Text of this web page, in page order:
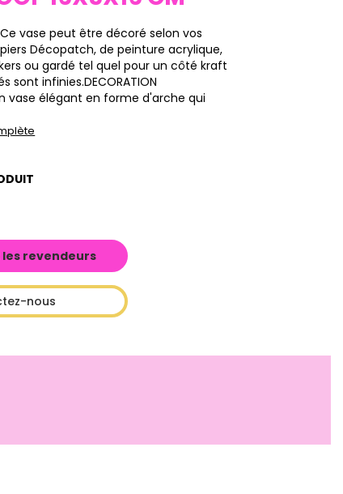
: Ce vase peut être décoré selon vos
Décopatch, de peinture acrylique,
ou gardé tel quel pour un côté kraft
sont infinies.DECORATION
vase élégant en forme d'arche qui
revendeurs
nous